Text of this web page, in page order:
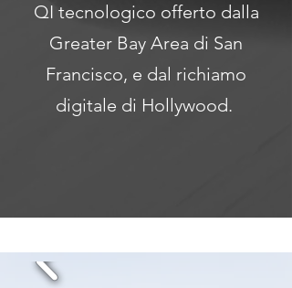
QI tecnologico offerto dalla
Greater Bay Area di San
Francisco, e dal richiamo
digitale di Hollywood.